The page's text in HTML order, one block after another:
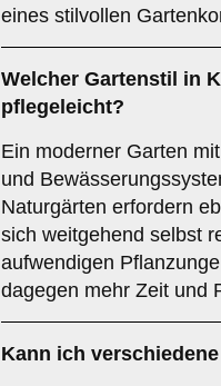
eines stilvollen
Welcher Gartenstil in
pflegeleicht?
Ein moderner Garten
und
Naturgärten erfordern
sich weitgehend selbst
aufwendigen
dagegen mehr Zeit und
Kann ich